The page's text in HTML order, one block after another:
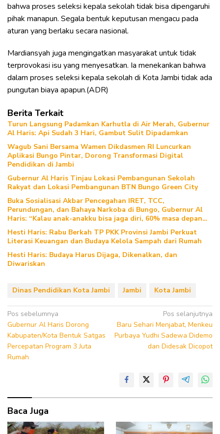
bahwa proses seleksi kepala sekolah tidak bisa dipengaruhi
pihak manapun. Segala bentuk keputusan mengacu pada
aturan yang berlaku secara nasional.
Mardiansyah juga mengingatkan masyarakat untuk tidak
terprovokasi isu yang menyesatkan. Ia menekankan bahwa
dalam proses seleksi kepala sekolah di Kota Jambi tidak ada
pungutan biaya apapun.(ADR)
Berita Terkait
Turun Langsung Padamkan Karhutla di Air Merah, Gubernur
Al Haris: Api Sudah 3 Hari, Gambut Sulit Dipadamkan
Wagub Sani Bersama Wamen Dikdasmen RI Luncurkan
Aplikasi Bungo Pintar, Dorong Transformasi Digital
Pendidikan di Jambi
Gubernur Al Haris Tinjau Lokasi Pembangunan Sekolah
Rakyat dan Lokasi Pembangunan BTN Bungo Green City
Buka Sosialisasi Akbar Pencegahan IRET, TCC,
Perundungan, dan Bahaya Narkoba di Bungo, Gubernur Al
Haris: “Kalau anak-anakku bisa jaga diri, 60% masa depan
Hesti Haris: Rabu Berkah TP PKK Provinsi Jambi Perkuat
Literasi Keuangan dan Budaya Kelola Sampah dari Rumah
Hesti Haris: Budaya Harus Dijaga, Dikenalkan, dan
Diwariskan
Dinas Pendidikan Kota Jambi Jambi Kota Jambi
Navigasi
pos
Pos sebelumnya
Gubernur Al Haris Dorong
Kabupaten/Kota Bentuk Satgas
Percepatan Program 3 Juta
Rumah
Pos selanjutnya
Baru Sehari Menjabat, Menkeu
Purbaya Yudhi Sadewa Didemo
dan Didesak Dicopot
Baca Juga